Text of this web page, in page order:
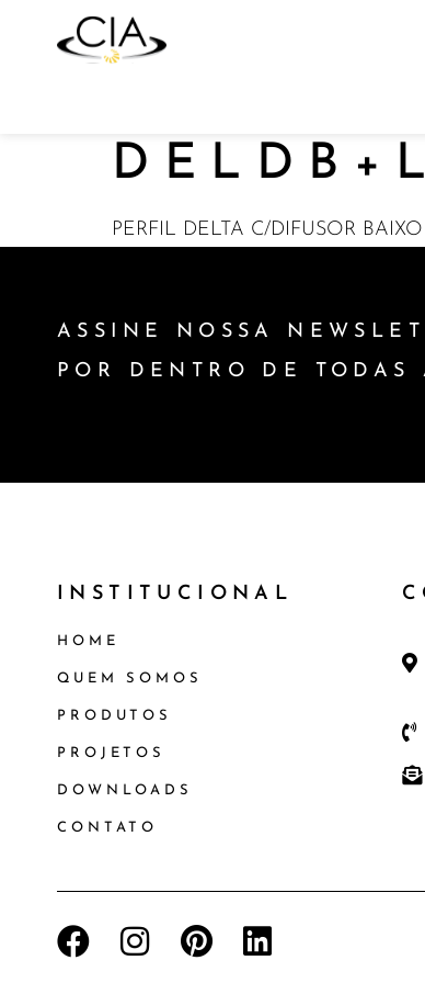
PERFIL DELTA C/DIFUSOR
ASSINE NOSSA
POR DENTRO DE TODAS
INSTITUCIONAL
HOME
QUEM SOMOS
PRODUTOS
PROJETOS
DOWNLOADS
CONTATO